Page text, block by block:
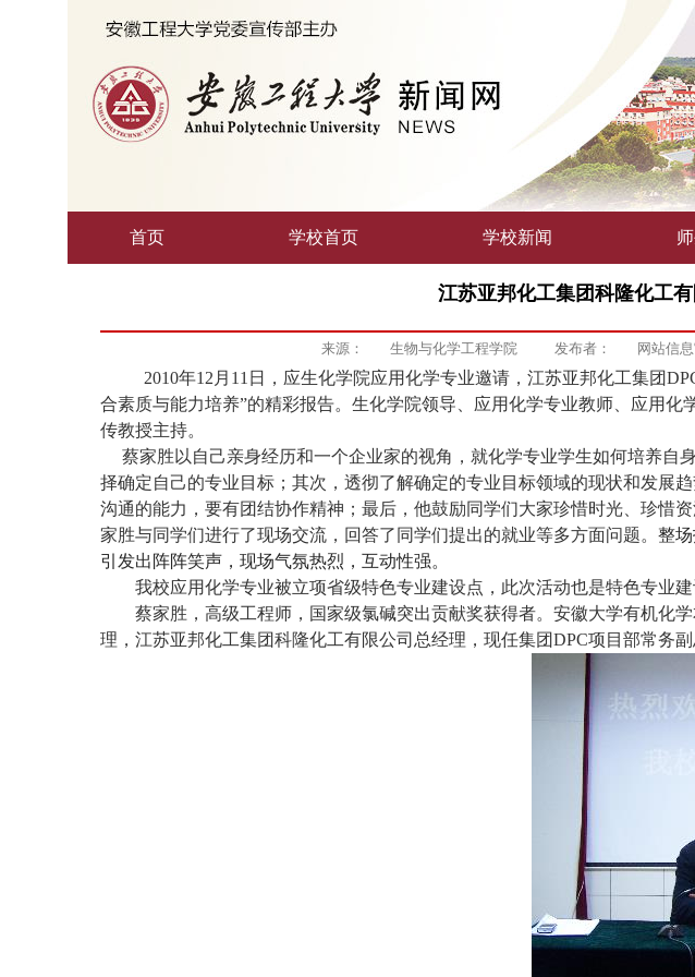
首页 学校首页 学校新闻
江苏亚邦化工集团科隆化工
来源： 生物与化学工程学院 发布者： 网站信
2010年12 月 11 日，应生化学院应用化学专业邀请，江苏亚邦化工集团
合素质与能力培养”的精彩报告。生化学院领导、应用化学专业教师、应用化
传教授主持。
蔡家胜以自己亲身经历和一个企业家的视角，就化学专业学生如何培养
择确定自己的专业目标；其次，透彻了解确定的专业目标领域的现状和发展
沟通的能力，要有团结协作精神；最后，他鼓励同学们大家珍惜时光、珍惜
家胜与同学们进行了现场交流，回答了同学们提出的就业等多方面问题。 整
引发出阵阵笑声，现场气氛热烈，互动性强。
我校应用化学专业被立项省级特色专业建设点，此次活动也是特色专业建
蔡家胜，高级工程师，国家级氯碱突出贡献奖获得者。安徽大学有机化
理，江苏亚邦化工集团科隆化工有限公司总经理，现任集团DPC项目部常务副